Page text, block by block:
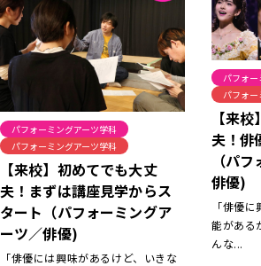
パフォーミングアーツ学科
パフォーミングアーツ学科
【来校】初めてでも大丈
夫！まずは講座見学からス
タート（パフォーミングア
ーツ／俳優)
「俳優には興味があるけど、いきな
パフォー
パフォー
【来
夫！俳
（パ
俳優)
「俳優
能がある
んな...